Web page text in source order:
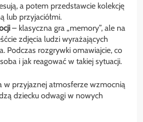
a potem przedstawcie kolekcję
lub przyjaciółmi.
– klasyczna gra „memory”, ale na
zdjęcia ludzi wyrażających
Podczas rozgrywki omawiajcie, co
i jak reagować w takiej sytuacji.
w przyjaznej atmosferze wzmocnią
dziecku odwagi w nowych